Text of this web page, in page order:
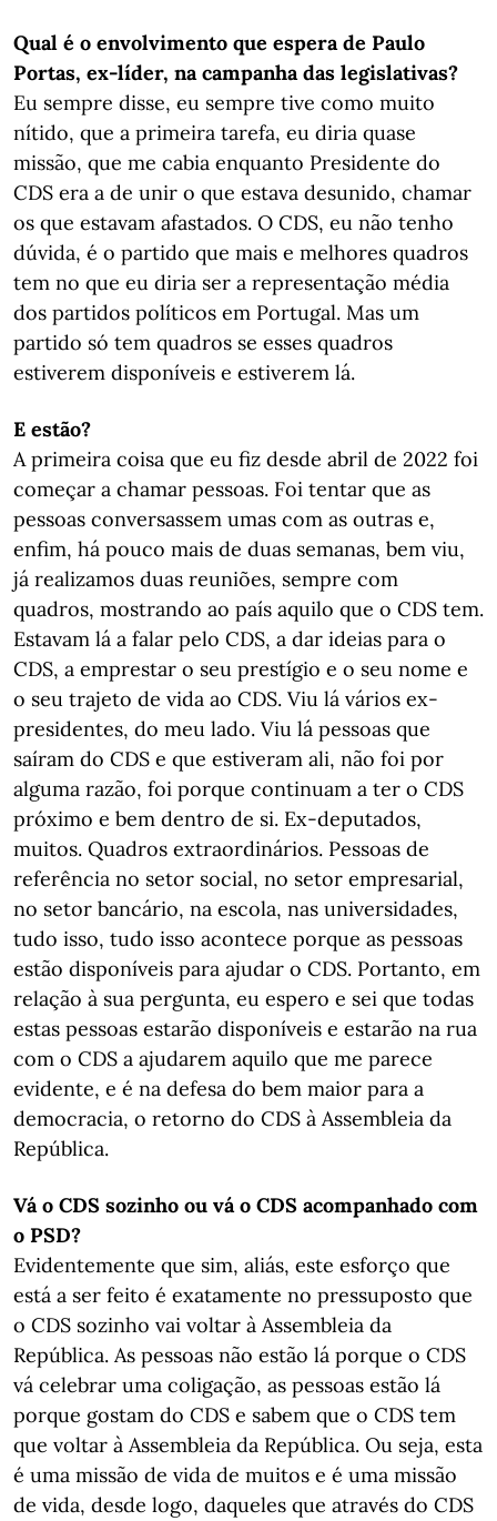
Qual é o envolvimento que espera de Paulo
Portas, ex-líder, na campanha das legislativas?
Eu sempre disse, eu sempre tive como muito
nítido, que a primeira tarefa, eu diria quase
missão, que me cabia enquanto Presidente do
CDS era a de unir o que estava desunido, chamar
os que estavam afastados. O CDS, eu não tenho
dúvida, é o partido que mais e melhores quadros
tem no que eu diria ser a representação média
dos partidos políticos em Portugal. Mas um
partido só tem quadros se esses quadros
estiverem disponíveis e estiverem lá.
E estão?
A primeira coisa que eu fiz desde abril de 2022 foi
começar a chamar pessoas. Foi tentar que as
pessoas conversassem umas com as outras e,
enfim, há pouco mais de duas semanas, bem viu,
já realizamos duas reuniões, sempre com
quadros, mostrando ao país aquilo que o CDS tem.
Estavam lá a falar pelo CDS, a dar ideias para o
CDS, a emprestar o seu prestígio e o seu nome e
o seu trajeto de vida ao CDS. Viu lá vários ex-
presidentes, do meu lado. Viu lá pessoas que
saíram do CDS e que estiveram ali, não foi por
alguma razão, foi porque continuam a ter o CDS
próximo e bem dentro de si. Ex-deputados,
muitos. Quadros extraordinários. Pessoas de
referência no setor social, no setor empresarial,
no setor bancário, na escola, nas universidades,
tudo isso, tudo isso acontece porque as pessoas
estão disponíveis para ajudar o CDS. Portanto, em
relação à sua pergunta, eu espero e sei que todas
estas pessoas estarão disponíveis e estarão na rua
com o CDS a ajudarem aquilo que me parece
evidente, e é na defesa do bem maior para a
democracia, o retorno do CDS à Assembleia da
República.
Vá o CDS sozinho ou vá o CDS acompanhado com
o PSD?
Evidentemente que sim, aliás, este esforço que
está a ser feito é exatamente no pressuposto que
o CDS sozinho vai voltar à Assembleia da
República. As pessoas não estão lá porque o CDS
vá celebrar uma coligação, as pessoas estão lá
porque gostam do CDS e sabem que o CDS tem
que voltar à Assembleia da República. Ou seja, esta
é uma missão de vida de muitos e é uma missão
de vida, desde logo, daqueles que através do CDS